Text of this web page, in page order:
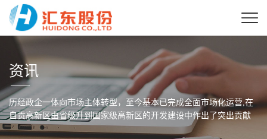
资讯
历经政企一体向市场主体转型，至今基本已完成全面市场化运营,在
自贡高新区由省级升到国家级高新区的开发建设中作出了突出贡献